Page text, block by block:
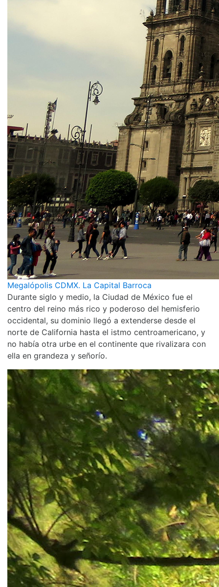
Megalópolis CDMX. La Capital Barroca
Durante siglo y medio, la Ciudad de México fue el
centro del reino más rico y poderoso del hemisferio
occidental, su dominio llegó a extenderse desde el
norte de California hasta el istmo centroamericano, y
no había otra urbe en el continente que rivalizara con
ella en grandeza y señorío.